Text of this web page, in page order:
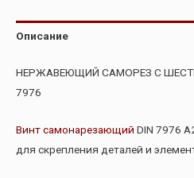
Описание
НЕРЖАВЕЮЩИЙ САМОРЕЗ С
7976
Винт самонарезающий DIN 7976
для скрепления деталей и